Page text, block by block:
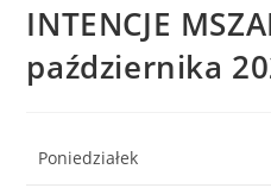
INTENCJE
października
Poniedziałek